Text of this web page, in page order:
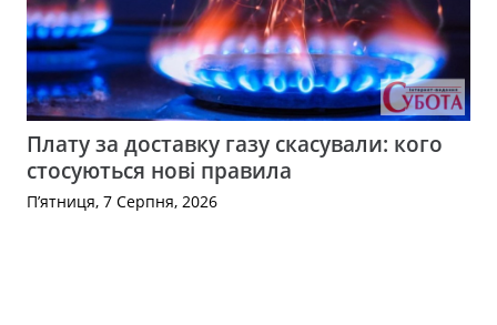
Плату за доставку газу скасували: кого
стосуються нові правила
П’ятниця, 7 Серпня, 2026